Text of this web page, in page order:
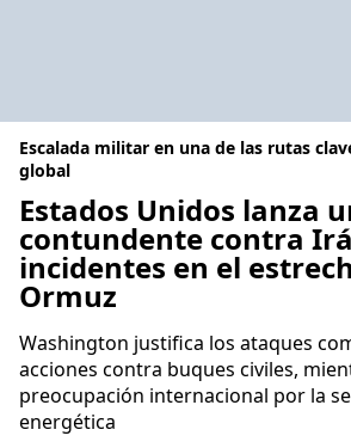
Escalada militar en una de las rutas
global
Estados Unidos lanza
contundente contra
incidentes en el
Ormuz
Washington justifica los ataques
acciones contra buques civiles,
preocupación internacional por la
energética